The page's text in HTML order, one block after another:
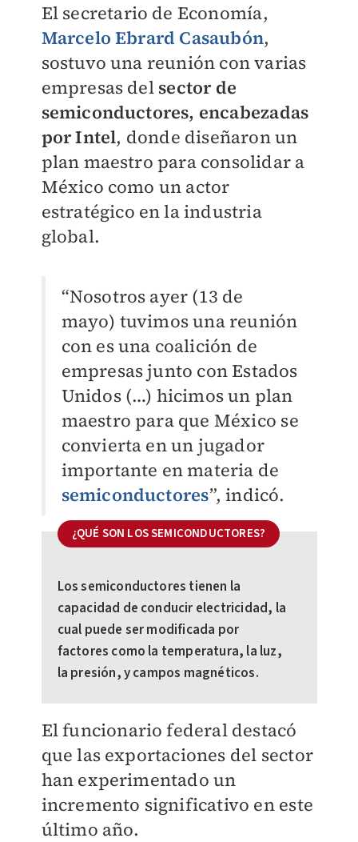
El secretario de Economía,
Marcelo Ebrard Casaubón,
sostuvo una reunión con varias
empresas del sector de
semiconductores, encabezadas
por Intel, donde diseñaron un
plan maestro para consolidar a
México como un actor
estratégico en la industria
global.
“Nosotros ayer (13 de
mayo) tuvimos una reunión
con es una coalición de
empresas junto con Estados
Unidos (…) hicimos un plan
maestro para que México se
convierta en un jugador
importante en materia de
semiconductores”, indicó.
¿QUÉ SON LOS SEMICONDUCTORES?
Los semiconductores tienen la
capacidad de conducir electricidad, la
cual puede ser modificada por
factores como la temperatura, la luz,
la presión, y campos magnéticos.
El funcionario federal destacó
que las exportaciones del sector
han experimentado un
incremento significativo en este
último año.